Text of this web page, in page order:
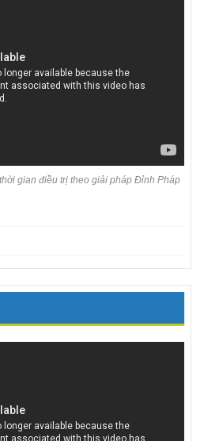
gian điều trị theo giải pháp Đỉnh Pháp